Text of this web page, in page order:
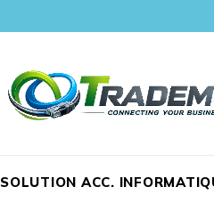
SOLUTION ACC.